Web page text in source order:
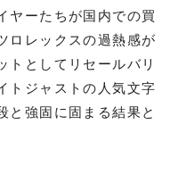
ヤーたちが国内での買
ロレックスの過熱感が
トとしてリセールバリ
トジャストの人気文字
と強固に固まる結果と